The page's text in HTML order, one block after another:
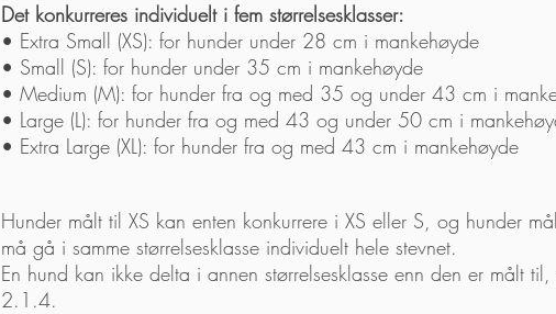
Det konkurreres individuelt i fem størrelsesklasser:
• Extra Small (XS): for hunder under 28 cm i mankehøyde
• Small (S): for hunder under 35 cm i mankehøyde
• Medium (M): for hunder fra og med 35 og under 43 cm i
• Large (L): for hunder fra og med 43 og under 50 cm i
• Extra Large (XL): for hunder fra og med 43 cm i mankehøyde
Hunder målt til XS kan enten konkurrere i XS eller S, og hunder
må gå i samme størrelsesklasse individuelt hele stevnet.
En hund kan ikke delta i annen størrelsesklasse enn den er målt
2.1.4.